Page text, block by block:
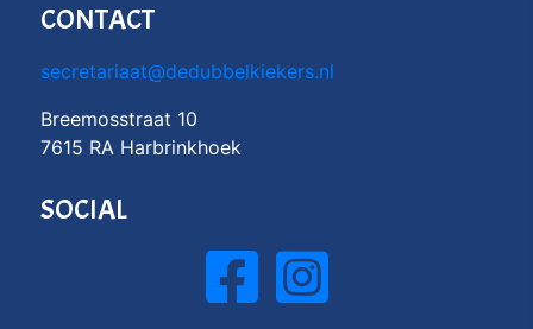
CONTACT
secretariaat@dedubbelkiekers.nl
Breemosstraat 10
7615 RA Harbrinkhoek
SOCIAL